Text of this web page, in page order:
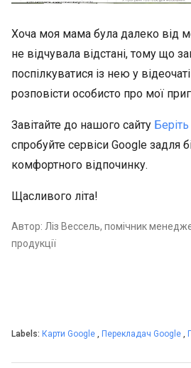
Хоча моя мама була далеко від
не відчувала відстані, тому що
поспілкуватися із нею у
розповісти особисто про мої
Завітайте до нашого сайту
спробуйте сервіси Google задля
комфортного відпочинку.
Щасливого літа!
Автор: Ліз Вессель, помічник
продукції
Labels: Карти Google , Перекладач Google ,